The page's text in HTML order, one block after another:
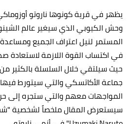
يظهر في قرية كونوها ناروتو
وحش الكيوبي الذي سيغير عالم
المستمر لنيل اعتراف الجميع
في اكتساب القوة اللازمة
حيث سيلتقي خلال السلسلة بالكثير
جماعة الأكاتسكي والتي سيتورط
المواجهات معهم والتي ستجره إلى
سيستعرض المقال ملخصاً لشخصية